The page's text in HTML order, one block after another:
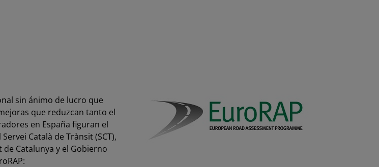
sin ánimo de lucro que
que reduzcan tanto el
en España figuran el
Català de Trànsit (SCT),
Catalunya y el Gobierno